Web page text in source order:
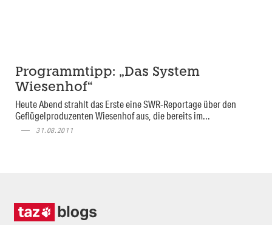
Programmtipp: „Das System
Wiesenhof“
Heute Abend strahlt das Erste eine SWR-Reportage über den
Geflügelproduzenten Wiesenhof aus, die bereits im...
31.08.2011